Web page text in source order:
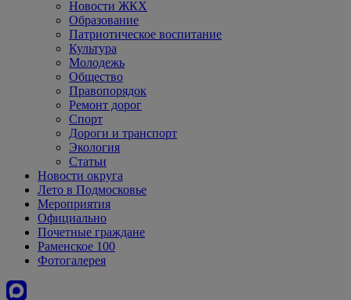
Новости ЖКХ
Образование
Патриотическое воспитание
Культура
Молодежь
Общество
Правопорядок
Ремонт дорог
Спорт
Дороги и транспорт
Экология
Статьи
Новости округа
Лето в Подмосковье
Мероприятия
Официально
Почетные граждане
Раменское 100
Фотогалерея